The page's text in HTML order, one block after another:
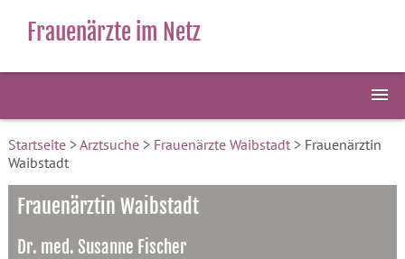
Frauenärzte im Netz
Startseite>Arztsuche> Frauenärzte Waibstadt> Frauenärztin
Waibstadt
Frauenärztin Waibstadt
Dr. med. Susanne Fischer